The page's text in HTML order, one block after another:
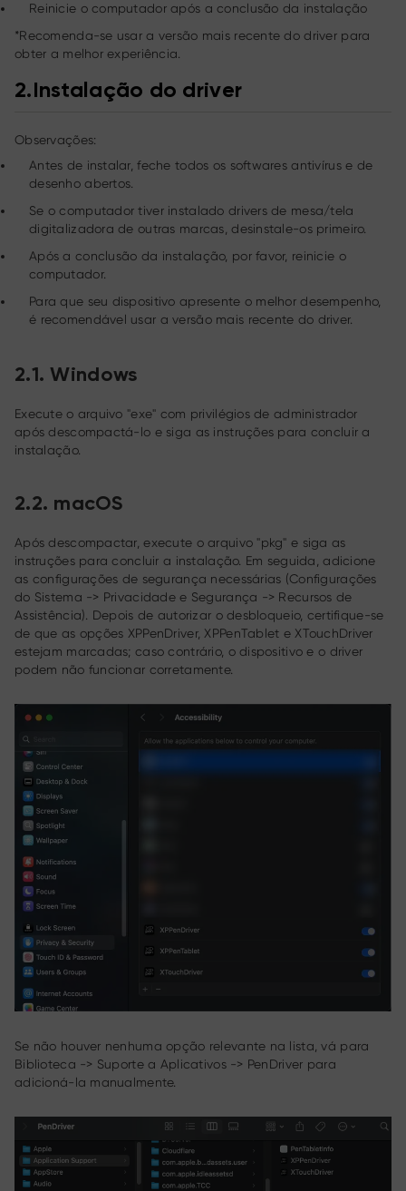
Reinicie o computador após a conclusão da instalação
*Recomenda-se usar a versão mais recente do driver para
obter a melhor experiência.
2. Instalação do driver
Observações:
Antes de instalar, feche todos os softwares antivírus e de
desenho abertos.
Se o computador tiver instalado drivers de mesa/tela
digitalizadora de outras marcas, desinstale-os primeiro.
Após a conclusão da instalação, por favor, reinicie o
computador.
Para que seu dispositivo apresente o melhor desempenho,
é recomendável usar a versão mais recente do driver.
2.1. Windows
Execute o arquivo "exe" com privilégios de administrador
após descompactá-lo e siga as instruções para concluir a
instalação.
2.2. macOS
Após descompactar, execute o arquivo "pkg" e siga as
instruções para concluir a instalação. Em seguida, adicione
as configurações de segurança necessárias (Configurações
do Sistema -> Privacidade e Segurança -> Recursos de
Assistência). Depois de autorizar o desbloqueio, certifique-se
de que as opções XPPenDriver, XPPenTablet e XTouchDriver
estejam marcadas; caso contrário, o dispositivo e o driver
podem não funcionar corretamente.
Se não houver nenhuma opção relevante na lista, vá para
Biblioteca -> Suporte a Aplicativos -> PenDriver para
adicioná-la manualmente.